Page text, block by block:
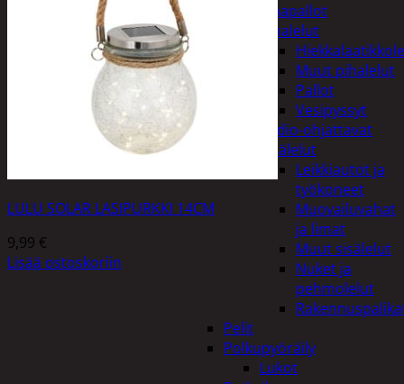
Ilmapallot
Pihalelut
Muut pihalelut
Pallot
Vesipyssyt
Radio-ohjattavat
Sisälelut
Leikkiautot ja
työkoneet
Muovailuvahat
ja limat
Muut sisälelut
Nuket ja
pehmolelut
Pelit
Polkupyöräily
Lukot
LULU SOLAR LASIPURKKI 14CM
9,99 €
Lisää ostoskoriin